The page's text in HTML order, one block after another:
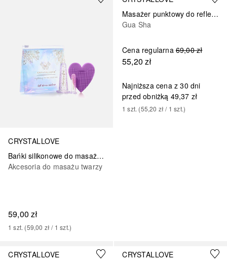
CRYSTALLOVE
Bańki silikonowe do masażu twarzy
Akcesoria do masażu twarzy
59,00 zł
1 szt. (59,00 zł / 1 szt.)
Masażer punktowy do refleksologi z awenturynu
Gua Sha
Cena regularna 69,00 zł
55,20 zł
Najniższa cena z 30 dni
przed obniżką 49,37 zł
1 szt. (55,20 zł / 1 szt.)
CRYSTALLOVE
CRYSTALLOVE